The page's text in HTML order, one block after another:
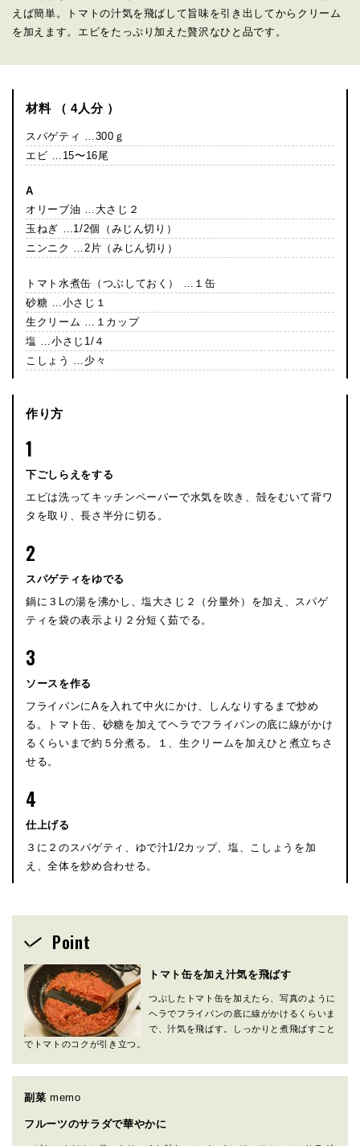
えば簡単。トマトの汁気を飛ばして旨味を引き出してからクリーム
を加えます。エビをたっぷり加えた贅沢なひと品です。
材料 （ 4人分 ）
スパゲティ …300ｇ
エビ …15〜16尾
A
オリーブ油 …大さじ２
玉ねぎ …1/2個（みじん切り）
ニンニク …2片（みじん切り）
トマト水煮缶（つぶしておく） …１缶
砂糖 …小さじ１
生クリーム …１カップ
塩 …小さじ1/４
こしょう …少々
作り方
1
下ごしらえをする
エビは洗ってキッチンペーパーで水気を吹き、殻をむいて背ワ
タを取り、長さ半分に切る。
2
スパゲティをゆでる
鍋に３Lの湯を沸かし、塩大さじ２（分量外）を加え、スパゲ
ティを袋の表示より２分短く茹でる。
3
ソースを作る
フライパンにAを入れて中火にかけ、しんなりするまで炒め
る。トマト缶、砂糖を加えてヘラでフライパンの底に線がかけ
るくらいまで約５分煮る。１、生クリームを加えひと煮立ちさ
せる。
4
仕上げる
３に２のスパゲティ、ゆで汁1/2カップ、塩、こしょうを加
え、全体を炒め合わせる。
Point
トマト缶を加え汁気を飛ばす
つぶしたトマト缶を加えたら、写真のように
ヘラでフライパンの底に線がかけるくらいま
で、汁気を飛ばす。しっかりと煮飛ばすこと
でトマトのコクが引き立つ。
副菜 memo
フルーツのサラダで華やかに